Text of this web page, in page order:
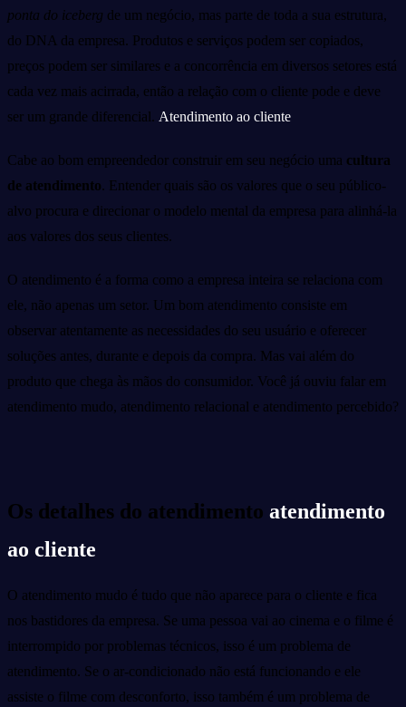
ponta do iceberg de um negócio, mas parte de toda a sua estrutura,
do DNA da empresa. Produtos e serviços podem ser copiados,
preços podem ser similares e a concorrência em diversos setores está
cada vez mais acirrada, então a relação com o cliente pode e deve
ser um grande diferencial. Atendimento ao cliente
Cabe ao bom empreendedor construir em seu negócio uma cultura
de atendimento. Entender quais são os valores que o seu público-
alvo procura e direcionar o modelo mental da empresa para alinhá-la
aos valores dos seus clientes.
O atendimento é a forma como a empresa inteira se relaciona com
ele, não apenas um setor. Um bom atendimento consiste em
observar atentamente as necessidades do seu usuário e oferecer
soluções antes, durante e depois da compra. Mas vai além do
produto que chega às mãos do consumidor. Você já ouviu falar em
atendimento mudo, atendimento relacional e atendimento percebido?
Os detalhes do atendimento atendimento
ao cliente
O atendimento mudo é tudo que não aparece para o cliente e fica
nos bastidores da empresa. Se uma pessoa vai ao cinema e o filme é
interrompido por problemas técnicos, isso é um problema de
atendimento. Se o ar-condicionado não está funcionando e ele
assiste o filme com desconforto, isso também é um problema de